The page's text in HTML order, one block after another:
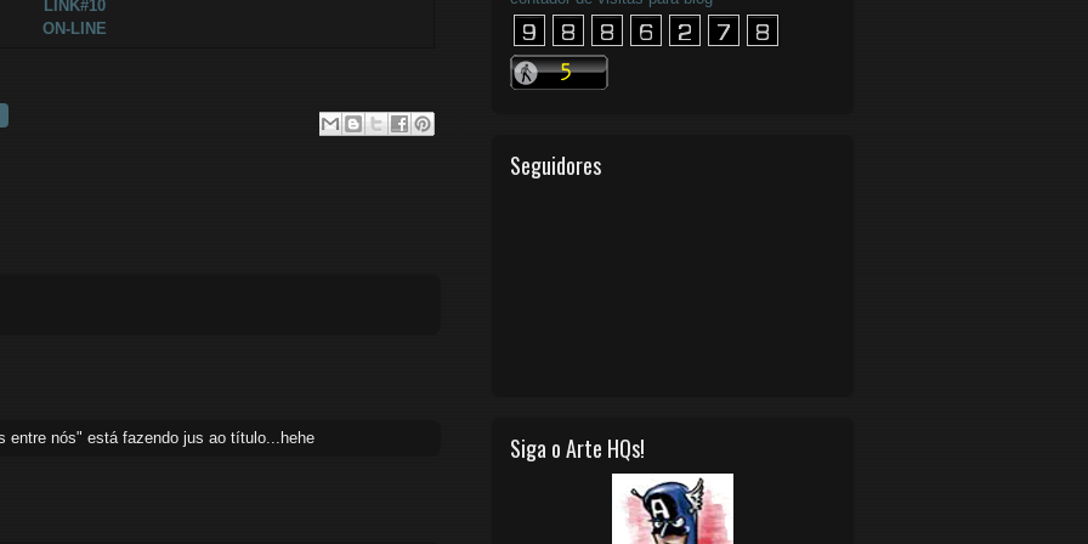
LINK#10
ON-LINE
entre nós" está fazendo jus ao título...hehe
Seguidores
Siga o Arte HQs!